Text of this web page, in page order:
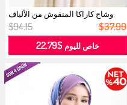
وشاح كاراكا المنقوش من الألياف
الطب...
$94.15 $37.99
خاص لليوم $22.79